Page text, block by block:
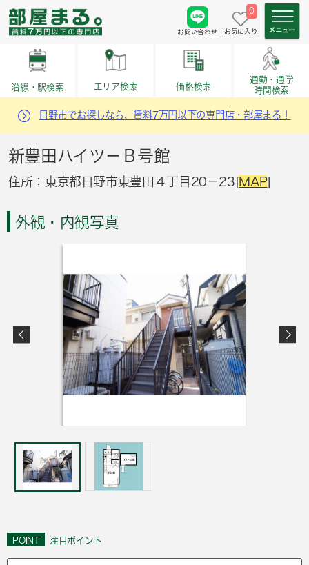
お問い合わせ
0
お気に入り
沿線・駅検索 エリア検索 価格検索
通勤・通学
時間検索
日野市でお探しなら、賃料7万円以下の専門店・部屋まる！
新豊田ハイツ－Ｂ号館
住所：東京都日野市東豊田４丁目20－23[MAP]
外観・内観写真
POINT 注目ポイント